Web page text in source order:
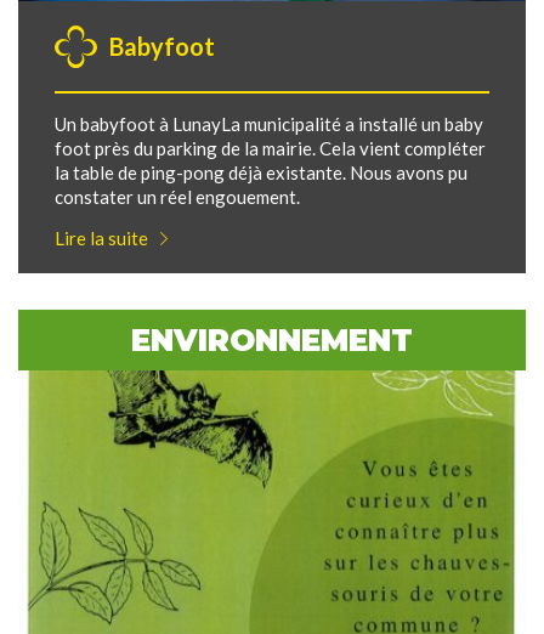
Babyfoot
Un babyfoot à LunayLa municipalité a installé un baby
foot près du parking de la mairie. Cela vient compléter
la table de ping-pong déjà existante. Nous avons pu
constater un réel engouement.
Lire la suite
ENVIRONNEMENT